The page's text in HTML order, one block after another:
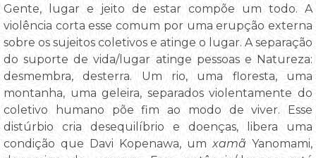
Gente, lugar e jeito de estar compõe um todo. A
violência corta esse comum por uma erupção externa
sobre os sujeitos coletivos e atinge o lugar. A separação
do suporte de vida/lugar atinge pessoas e Natureza:
desmembra, desterra. Um rio, uma floresta, uma
montanha, uma geleira, separados violentamente do
coletivo humano põe fim ao modo de viver. Esse
distúrbio cria desequilíbrio e doenças, libera uma
condição que Davi Kopenawa, um xamã Yanomami,